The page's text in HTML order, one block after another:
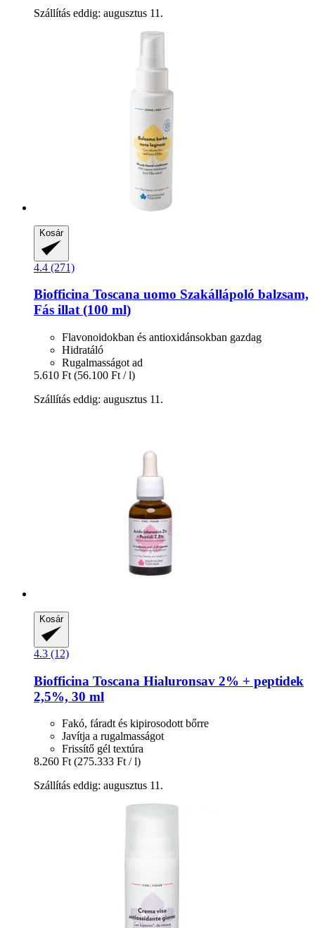
Szállítás eddig: augusztus 11.
Kosár
4.4 (271)
Biofficina Toscana uomo Szakállápoló balzsam,
Fás illat (100 ml)
Flavonoidokban és antioxidánsokban gazdag
Hidratáló
Rugalmasságot ad
5.610 Ft (56.100 Ft / l)
Szállítás eddig: augusztus 11.
Kosár
4.3 (12)
Biofficina Toscana Hialuronsav 2% + peptidek
2,5%, 30 ml
Fakó, fáradt és kipirosodott bőrre
Javítja a rugalmasságot
Frissítő gél textúra
8.260 Ft (275.333 Ft / l)
Szállítás eddig: augusztus 11.